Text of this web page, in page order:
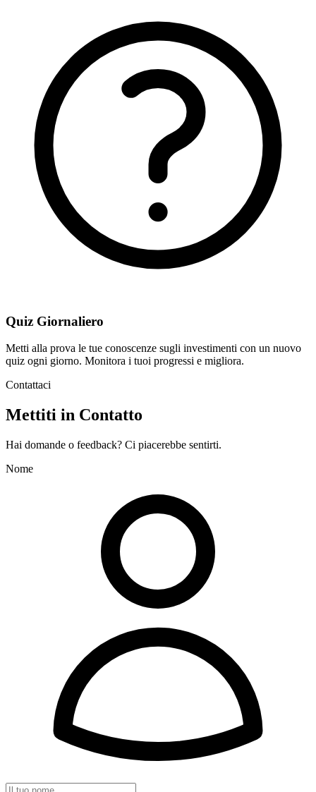
Quiz Giornaliero
Metti alla prova le tue conoscenze sugli investimenti con un nuovo
quiz ogni giorno. Monitora i tuoi progressi e migliora.
Contattaci
Mettiti in Contatto
Hai domande o feedback? Ci piacerebbe sentirti.
Nome